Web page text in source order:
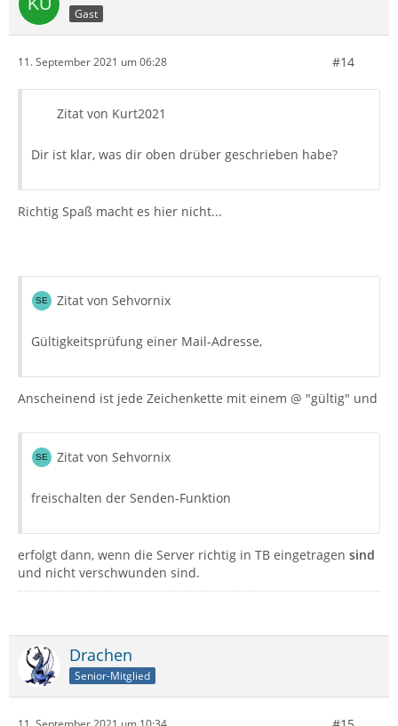
Gast
11. September 2021 um 06:28 #14
Zitat von Kurt2021
Dir ist klar, was dir oben drüber geschrieben habe?
Richtig Spaß macht es hier nicht...
Zitat von Sehvornix
Gültigkeitsprüfung einer Mail-Adresse,
Anscheinend ist jede Zeichenkette mit einem @ "gültig" und
Zitat von Sehvornix
freischalten der Senden-Funktion
erfolgt dann, wenn die Server richtig in TB eingetragen sind
und nicht verschwunden sind.
Drachen
Senior-Mitglied